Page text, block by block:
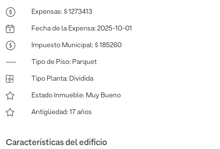
Expensas: $ 1273413
Fecha de la Expensa: 2025-10-01
Impuesto Municipal : $ 185260
Tipo de Piso: Parquet
Tipo Planta: Dividida
Estado Inmueble: Muy Bueno
Antigüedad: 17 años
Características del edificio